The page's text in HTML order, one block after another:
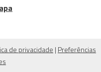
de privacidade | Preferências